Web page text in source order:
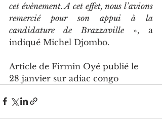
cet évènement. A cet effet, nous l’avions
remercié pour son appui à la
candidature de Brazzaville », a
indiqué Michel Djombo.
Article de Firmin Oyé publié le
28 janvier sur adiac congo